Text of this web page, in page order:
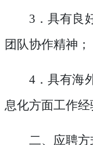
3 ．具有良
团队协作精神；
4 ．具有海
息化方面工作经
二、应聘方